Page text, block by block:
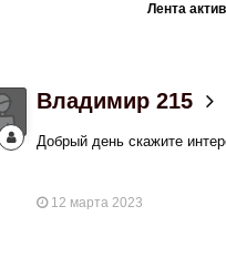
Лента
Владимир 215
Добрый день скажите
12 марта 2023